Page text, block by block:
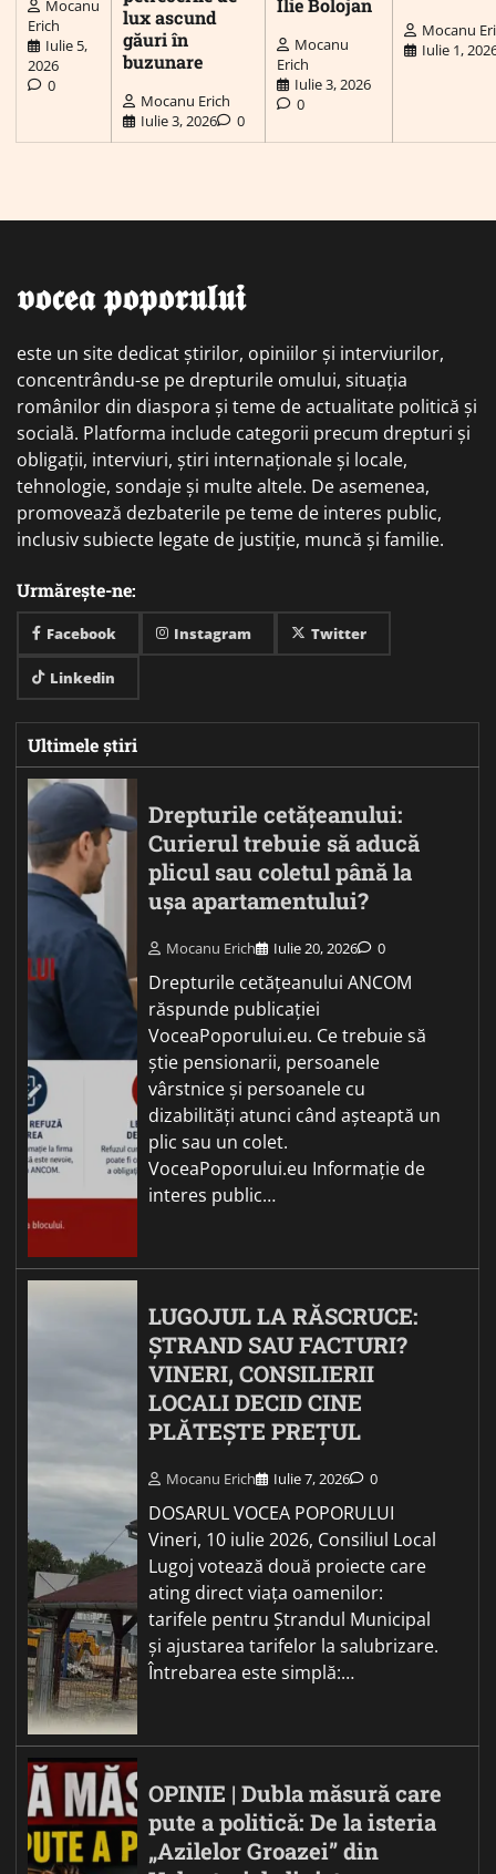
Mocanu
Erich
Iulie 5,
2026
0
lux ascund
găuri în
buzunare
Mocanu Erich
Iulie 3, 2026
0
Mocanu
Erich
Iulie 3, 2026
0
Mocanu
Iulie 1,
𝖛𝖔𝖈𝖊𝖆 𝖕𝖔𝖕𝖔𝖗𝖚𝖑𝖚𝖎
este un site dedicat știrilor, opiniilor și interviurilor,
concentrându-se pe drepturile omului, situația
românilor din diaspora și teme de actualitate politică și
socială. Platforma include categorii precum drepturi și
obligații, interviuri, știri internaționale și locale,
tehnologie, sondaje și multe altele. De asemenea,
promovează dezbaterile pe teme de interes public,
inclusiv subiecte legate de justiție, muncă și familie.
Urmărește-ne:
Facebook Instagram Twitter
Linkedin
Ultimele știri
Drepturile cetățeanului:
Curierul trebuie să aducă
plicul sau coletul până la
ușa apartamentului?
Mocanu Erich Iulie 20, 2026 0
Drepturile cetățeanului ANCOM
răspunde publicației
VoceaPoporului.eu. Ce trebuie să
știe pensionarii, persoanele
vârstnice și persoanele cu
dizabilități atunci când așteaptă un
plic sau un colet.
VoceaPoporului.eu Informație de
interes public…
LUGOJUL LA RĂSCRUCE:
ȘTRAND SAU FACTURI?
VINERI, CONSILIERII
LOCALI DECID CINE
PLĂTEȘTE PREȚUL
Mocanu Erich Iulie 7, 2026 0
DOSARUL VOCEA POPORULUI
Vineri, 10 iulie 2026, Consiliul Local
Lugoj votează două proiecte care
ating direct viața oamenilor:
tarifele pentru Ștrandul Municipal
și ajustarea tarifelor la salubrizare.
Întrebarea este simplă:…
OPINIE | Dubla măsură care
pute a politică: De la isteria
„Azilelor Groazei” din